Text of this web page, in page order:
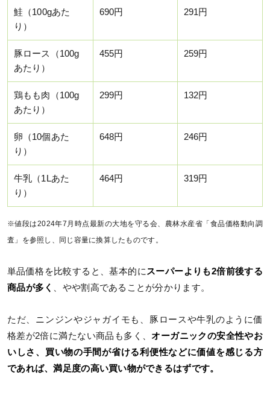
鮭（100gあた
り）
690円 291円
豚ロース（100g
あたり）
455円 259円
鶏もも肉（100g
あたり）
299円 132円
卵（10個あた
り）
648円 246円
牛乳（1Lあた
り）
464円 319円
※値段は2024年7月時点最新の大地を守る会、農林水産省「食品価格動向調
査」を参照し、同じ容量に換算したものです。
単品価格を比較すると、基本的にスーパーよりも2倍前後する
商品が多く 、やや割高であることが分かります。
ただ、ニンジンやジャガイモも、豚ロースや牛乳のように価
格差が2倍に満たない商品も多く、オーガニックの安全性やお
いしさ、買い物の手間が省ける利便性などに価値を感じる方
であれば、満足度の高い買い物ができるはずです。